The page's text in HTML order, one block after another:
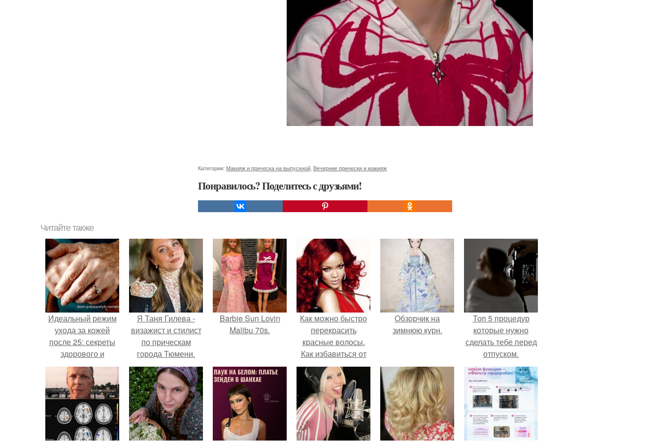
Категории: Макияж и прическа на выпускной Вечерние прически и макияж
Понравилось? Поделитесь с друзьями!
Читайте также
Идеальный режим
ухода за кожей
после 25: секреты
здорового и
сияющего лица
Я Таня Гилева -
визажист и стилист
по прическам
города Тюмени.
Barbie Sun Lovin
Malibu 70s.
Как можно быстро
перекрасить
красные волосы.
Как избавиться от
красного цвета?
Обзорчик на
зимнюю курн.
Топ 5 процедур
которые нужно
сделать тебе перед
отпуском.